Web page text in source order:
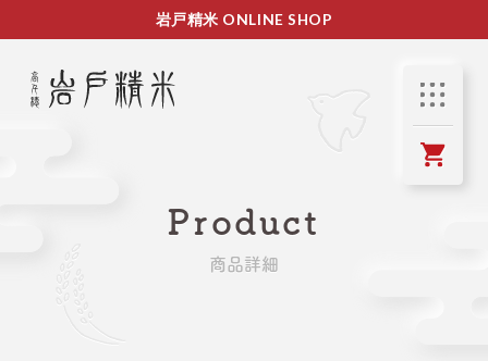
岩戸精米 ONLINE SHOP
Product
商品詳細